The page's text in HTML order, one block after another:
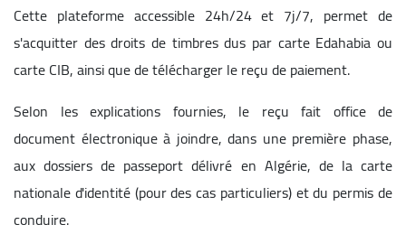
Cette plateforme accessible 24h/24 et 7j/7, permet de
s'acquitter des droits de timbres dus par carte Edahabia ou
carte CIB, ainsi que de télécharger le reçu de paiement.
Selon les explications fournies, le reçu fait office de
document électronique à joindre, dans une première phase,
aux dossiers de passeport délivré en Algérie, de la carte
nationale d'identité (pour des cas particuliers) et du permis de
conduire.